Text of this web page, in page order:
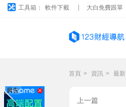
工具箱： 軟件下載 大白免費跟單
首頁 > 資訊 > 最新
上一篇
廣告